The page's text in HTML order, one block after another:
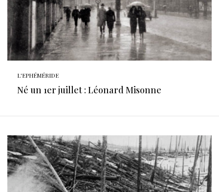
L'EPHÉMÉRIDE
Né un 1er juillet : Léonard Misonne